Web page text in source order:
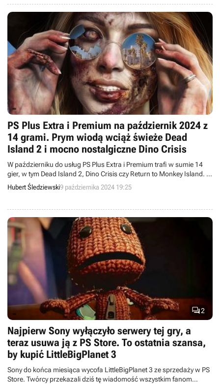
PS Plus Extra i Premium na październik 2024 z
14 grami. Prym wiodą wciąż świeże Dead
Island 2 i mocno nostalgiczne Dino Crisis
W październiku do usług PS Plus Extra i Premium trafi w sumie 14
gier, w tym Dead Island 2, Dino Crisis czy Return to Monkey Island. Z
drugiej strony, z abonamentu Sony wypadnie 10 tytułów.
Hubert Śledziewski9 października 2024 19:25
2
Najpierw Sony wyłączyło serwery tej gry, a
teraz usuwa ją z PS Store. To ostatnia szansa,
by kupić LittleBigPlanet 3
Sony do końca miesiąca wycofa LittleBigPlanet 3 ze sprzedaży w PS
Store. Twórcy przekazali dziś tę wiadomość wszystkim fanom